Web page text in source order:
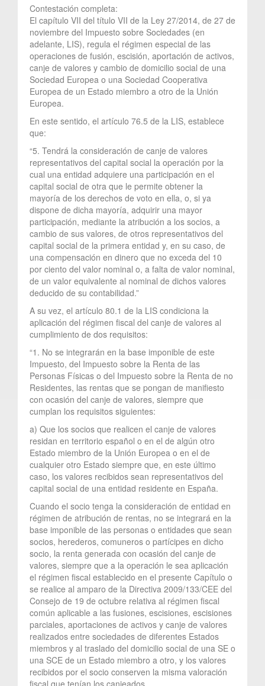
Contestación completa:
El capítulo VII del título VII de la Ley 27/2014, de 27 de
noviembre del Impuesto sobre Sociedades (en
adelante, LIS), regula el régimen especial de las
operaciones de fusión, escisión, aportación de activos,
canje de valores y cambio de domicilio social de una
Sociedad Europea o una Sociedad Cooperativa
Europea de un Estado miembro a otro de la Unión
Europea.
En este sentido, el artículo 76.5 de la LIS, establece
que:
“5. Tendrá la consideración de canje de valores
representativos del capital social la operación por la
cual una entidad adquiere una participación en el
capital social de otra que le permite obtener la
mayoría de los derechos de voto en ella, o, si ya
dispone de dicha mayoría, adquirir una mayor
participación, mediante la atribución a los socios, a
cambio de sus valores, de otros representativos del
capital social de la primera entidad y, en su caso, de
una compensación en dinero que no exceda del 10
por ciento del valor nominal o, a falta de valor nominal,
de un valor equivalente al nominal de dichos valores
deducido de su contabilidad.”
A su vez, el artículo 80.1 de la LIS condiciona la
aplicación del régimen fiscal del canje de valores al
cumplimiento de dos requisitos:
“1. No se integrarán en la base imponible de este
Impuesto, del Impuesto sobre la Renta de las
Personas Físicas o del Impuesto sobre la Renta de no
Residentes, las rentas que se pongan de manifiesto
con ocasión del canje de valores, siempre que
cumplan los requisitos siguientes:
a) Que los socios que realicen el canje de valores
residan en territorio español o en el de algún otro
Estado miembro de la Unión Europea o en el de
cualquier otro Estado siempre que, en este último
caso, los valores recibidos sean representativos del
capital social de una entidad residente en España.
Cuando el socio tenga la consideración de entidad en
régimen de atribución de rentas, no se integrará en la
base imponible de las personas o entidades que sean
socios, herederos, comuneros o partícipes en dicho
socio, la renta generada con ocasión del canje de
valores, siempre que a la operación le sea aplicación
el régimen fiscal establecido en el presente Capítulo o
se realice al amparo de la Directiva 2009/133/CEE del
Consejo de 19 de octubre relativa al régimen fiscal
común aplicable a las fusiones, escisiones, escisiones
parciales, aportaciones de activos y canje de valores
realizados entre sociedades de diferentes Estados
miembros y al traslado del domicilio social de una SE o
una SCE de un Estado miembro a otro, y los valores
recibidos por el socio conserven la misma valoración
fiscal que tenían los canjeados.